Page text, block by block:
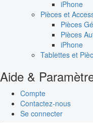
iPhone
Pièces et
Pièces
Pièces
iPhone
Tablettes et
Aide &
Compte
Contactez-nous
Se connecter